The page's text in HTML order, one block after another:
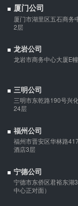
夫妻财产约定协
受理。
支票有效期
微信转账凭证
不能证明双方存
债权人就婚姻关
的，应当按夫妻
厦门公司
厦门市湖里区五石商务
2层
龙岩公司
龙岩市商务中心大厦E
三明公司
三明市东乾路190号兴
24层
福州公司
福州市晋安区华林路
酒店3层
宁德公司
宁德市东侨区君裕东湖
中心正对面）